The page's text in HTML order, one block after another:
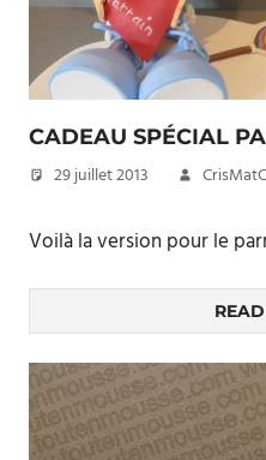
CADEAU SPÉCIAL
29 juillet 2013
Voilà la version pour le